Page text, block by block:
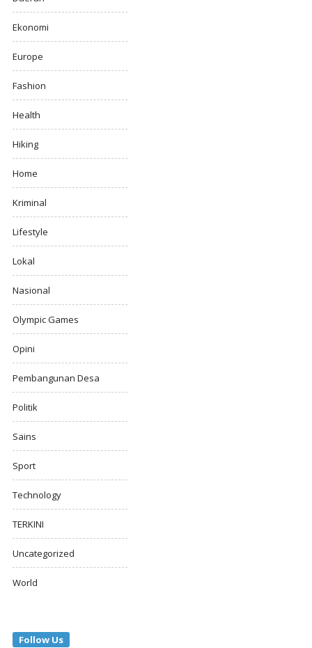
Ekonomi
Europe
Fashion
Health
Hiking
Home
Kriminal
Lifestyle
Lokal
Nasional
Olympic Games
Opini
Pembangunan Desa
Politik
Sains
Sport
Technology
TERKINI
Uncategorized
World
Follow Us